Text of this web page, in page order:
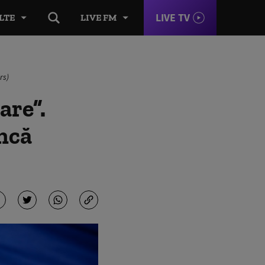
LIVE FM LIVE TV